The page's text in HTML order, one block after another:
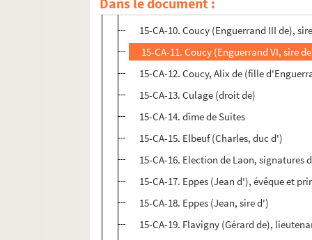
15-CA-9. Coucy (Ade de), fille de Raoul I
15-CA-10. Coucy (Enguerrand III de),
15-CA-11. Coucy (Enguerrand VI, sire
15-CA-12. Coucy, Alix de (fille
15-CA-13. Culage (droit de)
15-CA-14. dîme de Suites
15-CA-15. Elbeuf (Charles, duc d')
15-CA-16. Election de Laon, signatures
15-CA-17. Eppes (Jean d'), évêque et
15-CA-18. Eppes (Jean, sire d')
15-CA-19. Flavigny (Gérard de),